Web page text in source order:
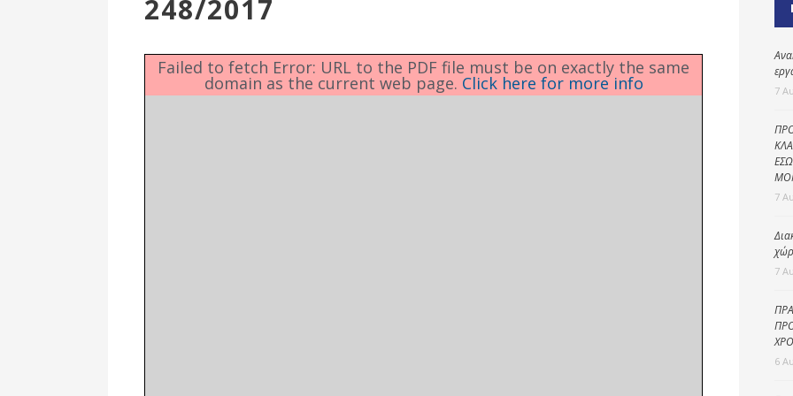
Επιτροπή
Ενότητες
Δημοτική
αστυνομία
248/2017
Failed to fetch Error: URL to the PDF file must be on exactly the same
domain as the current web page. Click here for more info 7
7
7
6